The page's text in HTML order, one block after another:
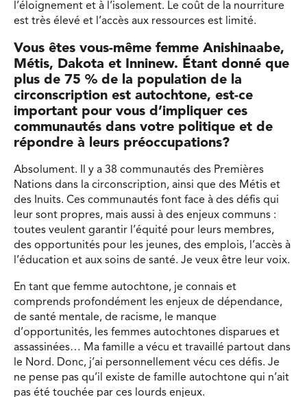
l’éloignement et à l’isolement. Le coût de la nourriture
est très élevé et l’accès aux ressources est limité.
Vous êtes vous-même femme Anishinaabe,
Métis, Dakota et Inninew. Étant donné que
plus de 75 % de la population de la
circonscription est autochtone, est-ce
important pour vous d’impliquer ces
communautés dans votre politique et de
répondre à leurs préoccupations?
Absolument. Il y a 38 communautés des Premières
Nations dans la circonscription, ainsi que des Métis et
des Inuits. Ces communautés font face à des défis qui
leur sont propres, mais aussi à des enjeux communs :
toutes veulent garantir l’équité pour leurs membres,
des opportunités pour les jeunes, des emplois, l’accès à
l’éducation et aux soins de santé. Je veux être leur voix.
En tant que femme autochtone, je connais et
comprends profondément les enjeux de dépendance,
de santé mentale, de racisme, le manque
d’opportunités, les femmes autochtones disparues et
assassinées… Ma famille a vécu et travaillé partout dans
le Nord. Donc, j’ai personnellement vécu ces défis. Je
ne pense pas qu’il existe de famille autochtone qui n’ait
pas été touchée par ces lourds enjeux.